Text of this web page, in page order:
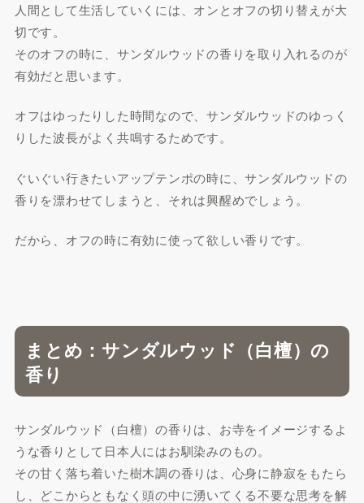
人間として生活していくには、オンとオフの切り替えが大
切です。
そのオフの時に、サンダルウッドの香りを取り入れるのが
有効だと思います。
オフはゆったりした時間なので、サンダルウッドのゆっく
りした波長がよく共鳴するためです。
ぐいぐい行きたいアップテンポの時に、サンダルウッドの
香りを漂わせてしまうと、それは興醒めでしょう。
だから、オフの時に有効に使って欲しい香りです。
まとめ：サンダルウッド（白檀）の
香り
サンダルウッド（白檀）の香りは、お寺をイメージするよ
うな香りとして日本人にはお馴染みのもの。
その甘く落ち着いた樹木調の香りは、心身に静寂をもたら
し、どこからともなく頭の中に湧いてくる不要な思考を解